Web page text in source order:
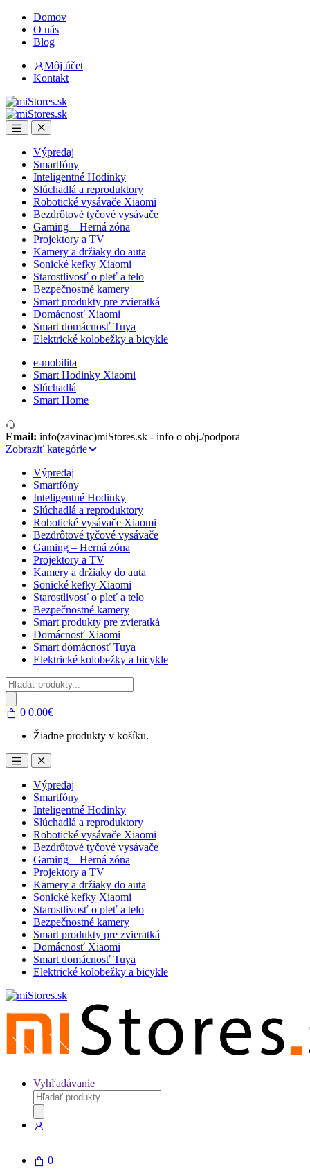
Skip
navigation
Skip
content
Domov
O nás
Blog
Môj účet
Kontakt
Open Close
Výpredaj
Smartfóny
Inteligentné Hodinky
Slúchadlá a reproduktory
Robotické vysávače Xiaomi
Bezdrôtové tyčové vysávače
Gaming – Herná zóna
Projektory a TV
Kamery a držiaky do auta
Sonické kefky Xiaomi
Starostlivosť o pleť a telo
Bezpečnostné kamery
Smart produkty pre zvieratká
Domácnosť Xiaomi
Smart domácnosť Tuya
Elektrické kolobežky a bicykle
e-mobilita
Smart Hodinky Xiaomi
Slúchadlá
Smart Home
Email: info(zavinac)miStores.sk - info o obj./podpora
Zobraziť kategórie
Výpredaj
Smartfóny
Inteligentné Hodinky
Slúchadlá a reproduktory
Robotické vysávače Xiaomi
Bezdrôtové tyčové vysávače
Gaming – Herná zóna
Projektory a TV
Kamery a držiaky do auta
Sonické kefky Xiaomi
Starostlivosť o pleť a telo
Bezpečnostné kamery
Smart produkty pre zvieratká
Domácnosť Xiaomi
Smart domácnosť Tuya
Elektrické kolobežky a bicykle
Products
search
0 0.00€
Žiadne produkty v košíku.
Open Close
Výpredaj
Smartfóny
Inteligentné Hodinky
Slúchadlá a reproduktory
Robotické vysávače Xiaomi
Bezdrôtové tyčové vysávače
Gaming – Herná zóna
Projektory a TV
Kamery a držiaky do auta
Sonické kefky Xiaomi
Starostlivosť o pleť a telo
Bezpečnostné kamery
Smart produkty pre zvieratká
Domácnosť Xiaomi
Smart domácnosť Tuya
Elektrické kolobežky a bicykle
Vyhľadávanie
Products
search
0